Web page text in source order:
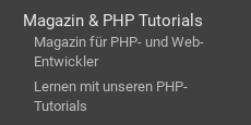
Magazin & PHP Tutorials
Magazin für PHP- und Web-
Entwickler
Lernen mit unseren PHP-
Tutorials